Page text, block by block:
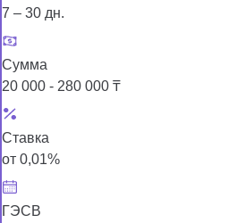
7 – 30 дн.
Сумма
20 000 - 280 000 ₸
Ставка
от 0,01%
ГЭСВ